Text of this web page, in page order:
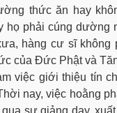
thức ăn hay
họ phải cúng dường
hàng cư sĩ không
của Đức Phật và
việc giới thiệu tín
nay, việc hoằng
sự giảng dạy,